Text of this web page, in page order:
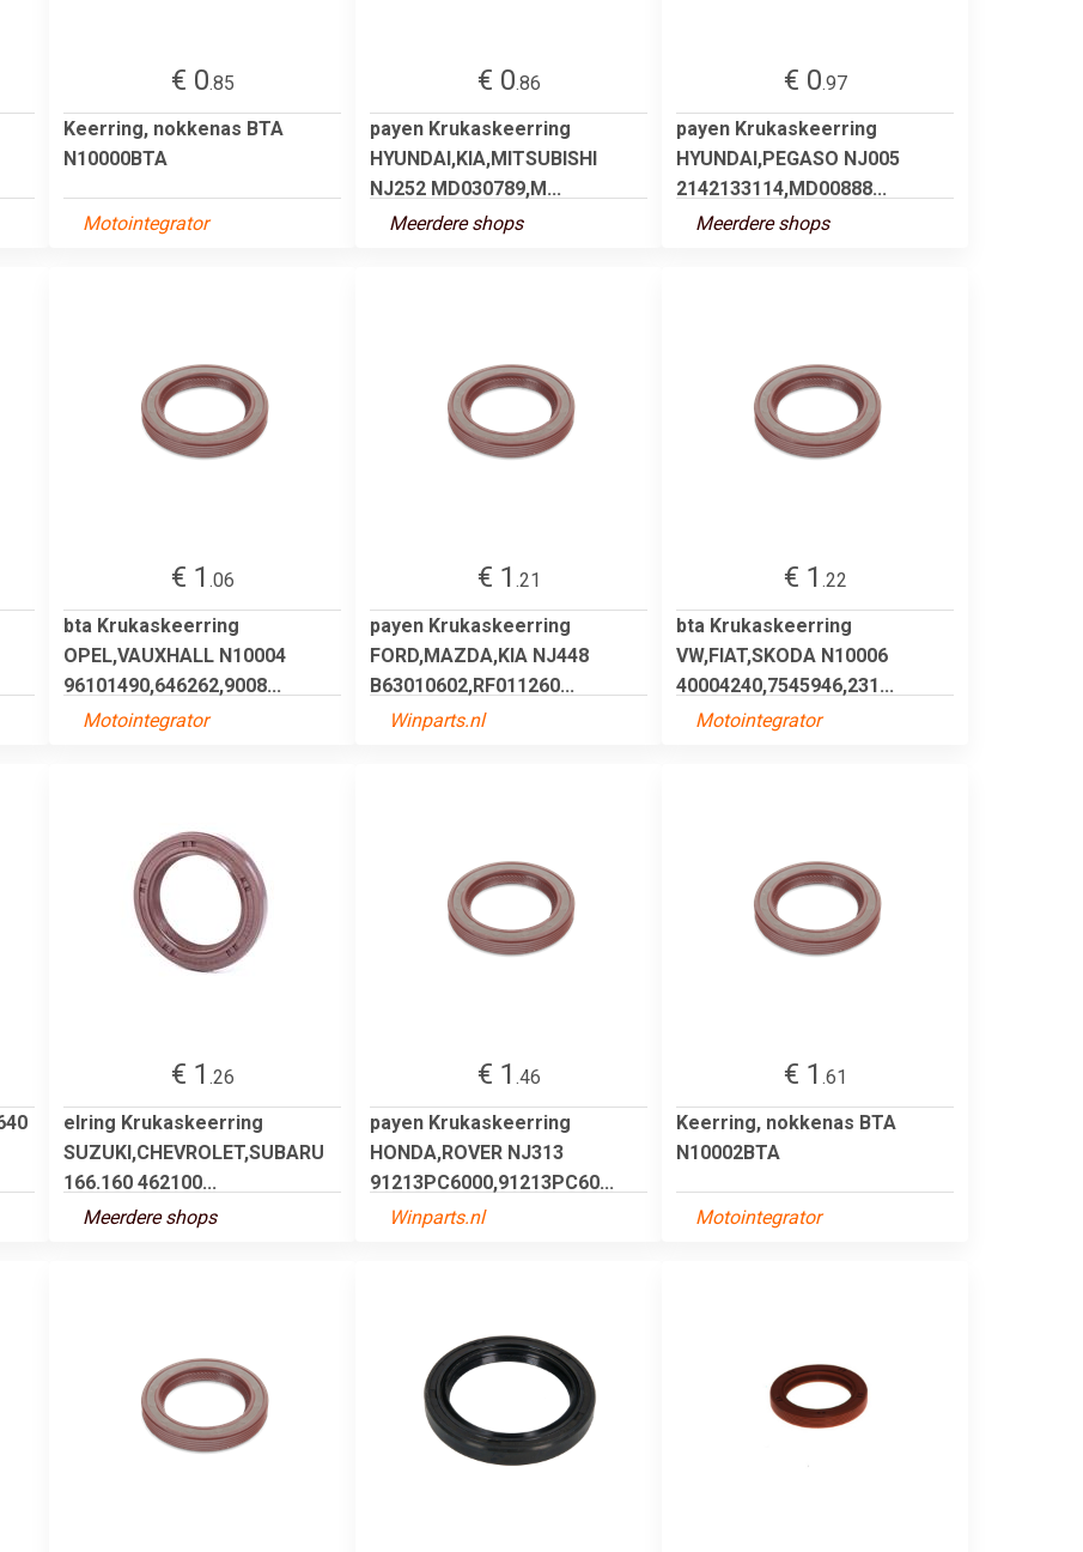
€ 0.85
Keerring, nokkenas BTA
N10000BTA
Motointegrator
€ 0.86
payen Krukaskeerring
HYUNDAI,KIA,MITSUBISHI
NJ252 MD030789,M...
Meerdere shops
€ 0.97
payen Krukaskeerring
HYUNDAI,PEGASO NJ005
2142133114,MD00888...
Meerdere shops
€ 1 .06
bta Krukaskeerring
OPEL,VAUXHALL N10004
96101490,646262,9008...
Motointegrator
€ 1 .21
payen Krukaskeerring
FORD,MAZDA,KIA NJ448
B63010602,RF011260...
Winparts.nl
€ 1 .22
bta Krukaskeerring
VW,FIAT,SKODA N10006
40004240,7545946,231...
Motointegrator
€ 1 .26
elring Krukaskeerring
SUZUKI,CHEVROLET,SUBARU
166.160 462100...
Meerdere shops
€ 1 .46
payen Krukaskeerring
HONDA,ROVER NJ313
91213PC6000,91213PC60...
Winparts.nl
€ 1 .61
Keerring, nokkenas BTA
N10002BTA
Motointegrator